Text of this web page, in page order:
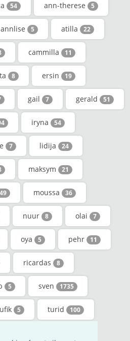
54 ann-therese 5
annlise 5 atilla 22
cammilla 11
8 ersin 19
gail 7 gerald 51
iryna 54
7 lidija 24
maksym 21
49 moussa 36
nuur 8 olai 7
oya 5 pehr 11
ricardas 8
5 sven 1735
5 turid 100